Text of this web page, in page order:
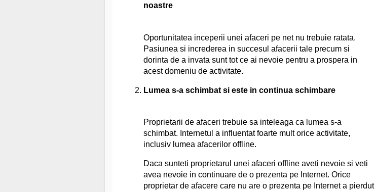
noastre
Oportunitatea inceperii unei afaceri pe net nu trebuie ratata.
Pasiunea si increderea in succesul afacerii tale precum si
dorinta de a invata sunt tot ce ai nevoie pentru a prospera in
acest domeniu de activitate.
Lumea s-a schimbat si este in continua schimbare
Proprietarii de afaceri trebuie sa inteleaga ca lumea s-a
schimbat. Internetul a influentat foarte mult orice activitate,
inclusiv lumea afacerilor offline.
Daca sunteti proprietarul unei afaceri offline aveti nevoie si veti
avea nevoie in continuare de o prezenta pe Internet. Orice
proprietar de afacere care nu are o prezenta pe Internet a pierdut